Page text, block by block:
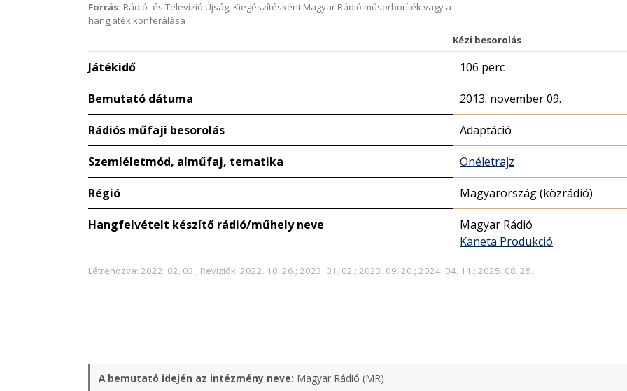
Forrás: Rádió- és Televízió Újság; Kiegészítésként Magyar Rádió műsorboríték vagy a
hangjáték konferálása
Kézi besorolás
Játékidő 106 perc
Bemutató dátuma 2013. november 09.
Rádiós műfaji besorolás Adaptáció
Szemléletmód, alműfaj, tematika Önéletrajz
Régió Magyarország (közrádió)
Hangfelvételt készítő rádió/műhely neve
Magyar Rádió
Kaneta Produkció
Létrehozva: 2022. 02. 03.; Revíziók: 2022. 10. 26.; 2023. 01. 02.; 2023. 09. 20.; 2024. 04. 11.; 2025. 08. 25.
A bemutató idején az intézmény neve: Magyar Rádió (MR)